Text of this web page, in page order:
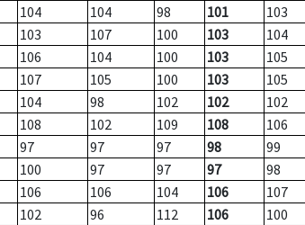
104 104 98 101
103
103 107 100 103
104
106 104 100 103
105
107 105 100 103
105
104 98 102 102
102
108 102 109 108
106
97 97 97 98
99
100 97 97 97
98
106 106 104 106
107
102 96 112 106
100